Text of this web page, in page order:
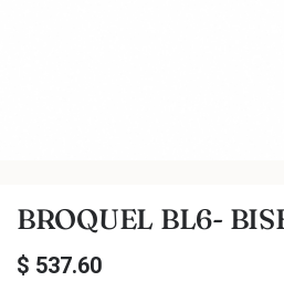
BROQUEL BL6-
$ 537.60